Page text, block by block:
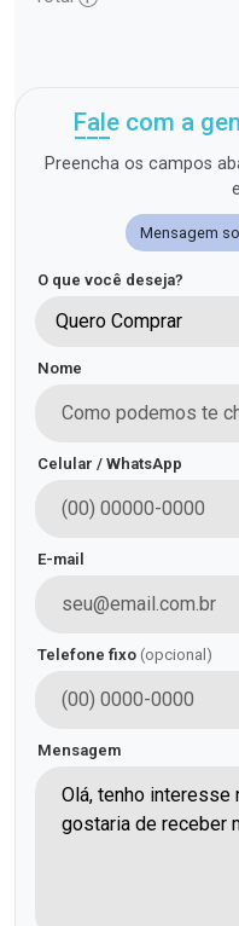
Fale com a
Preencha os campos
Mensagem
O que você deseja?
Quero Comprar
Nome
Celular / WhatsApp
E-mail
Telefone fixo (opcional)
Mensagem